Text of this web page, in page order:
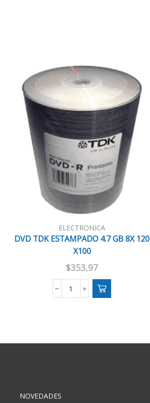
ELECTRONICA
DVD TDK ESTAMPADO 4.7 GB 8X 120
X100
$353,97
DVD
8X
NOVEDADES